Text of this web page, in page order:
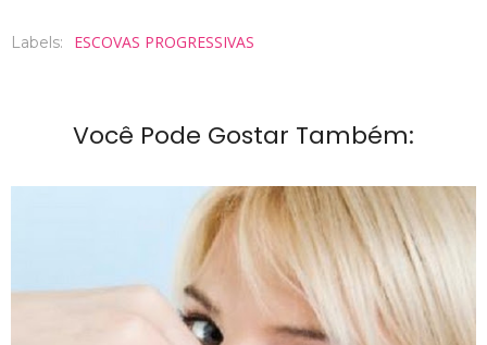
Labels: ESCOVAS PROGRESSIVAS
Você Pode Gostar Também: